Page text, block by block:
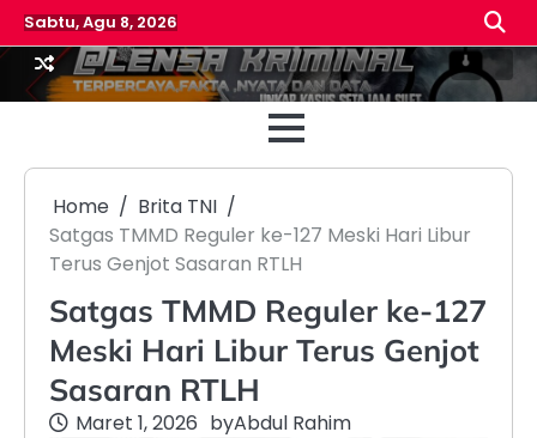
Skip
to
content
Sabtu, Agu 8, 2026
Beranda
Home
Brita TNI
Satgas TMMD Reguler ke-127 Meski Hari Libur
Terus Genjot Sasaran RTLH
Satgas TMMD Reguler ke-127
Meski Hari Libur Terus Genjot
Sasaran RTLH
Maret 1, 2026 byAbdul Rahim